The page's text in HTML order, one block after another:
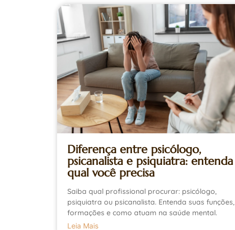
Diferença entre psicólogo,
psicanalista e psiquiatra: entenda
qual você precisa
Saiba qual profissional procurar: psicólogo,
psiquiatra ou psicanalista. Entenda suas funções,
formações e como atuam na saúde mental.
Leia Mais